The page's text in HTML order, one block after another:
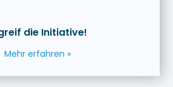
die Initiative!
Mehr erfahren »